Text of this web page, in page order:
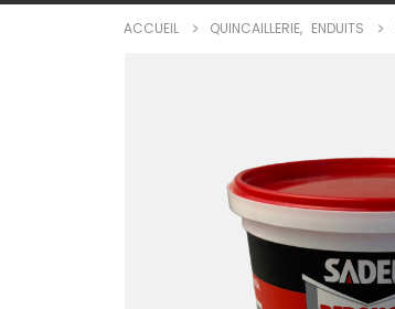
ACCUEIL QUINCAILLERIE, ENDUITS